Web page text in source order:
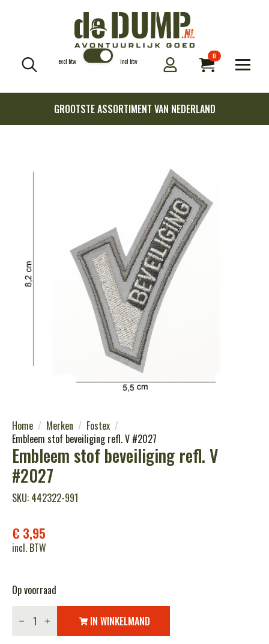
excl btw incl btw
0
GROOTSTE ASSORTIMENT VAN NEDERLAND
Home Merken
Fostex
Embleem stof beveiliging refl. V #2027
Embleem stof beveiliging refl. V
#2027
SKU: 442322-991
€ 3,95
incl. BTW
Op voorraad
Embleem
stof
beveiliging
refl.
IN WINKELMAND